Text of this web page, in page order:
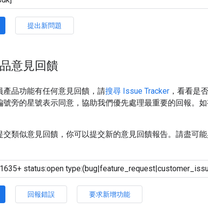
提出新問題
意見回饋
產品功能有任何意見回饋，請搜尋 Issue Tracker ，看看是
號旁的星號表示同意，協助我們優先處理最重要的回報。
交類似意見回饋，你可以提交新的意見回饋報告。請盡可
回報錯誤 要求新增功能